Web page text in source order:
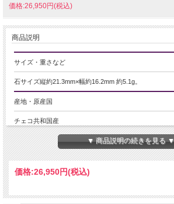
価格:26,950円(税込)
商品説明
サイズ・重さなど
石サイズ縦約21.3mm×幅約16.2mm 約5.1g。
産地・原産国
チェコ共和国産
グレードなど
-
モルダバイト/モルダウ石
▼ 商品説明の続きを見る ▼
価格:26,950円(税込)